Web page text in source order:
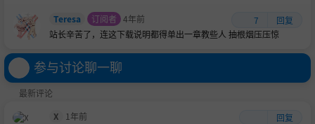
Teresa 订阅者 4年前 7
回复
站长辛苦了，连这下载说明都得单出一章教些人 抽根烟压压惊
参与讨论聊一聊
最新评论
X
1年前
回复